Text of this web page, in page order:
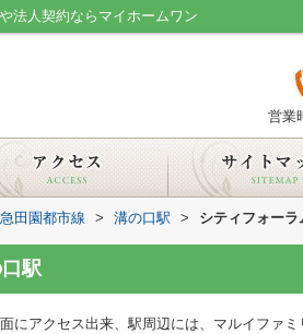
法人契約ならマイホームワン
営業
田園都市線 > 溝の口駅 > シティフォーラ
駅
にアクセス出来、駅周辺には、マルイファ